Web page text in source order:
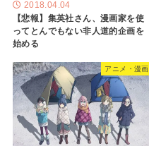
2018.04.04
【悲報】集英社さん、漫画家を使
ってとんでもない非人道的企画を
始める
アニメ・漫画